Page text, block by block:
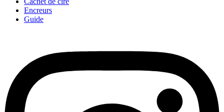
Encreurs
Guide